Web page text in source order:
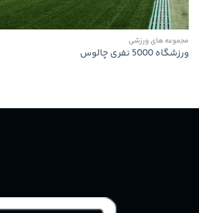
مجموعه های ورزشی
ورزشگاه 5000 نفری چالوس